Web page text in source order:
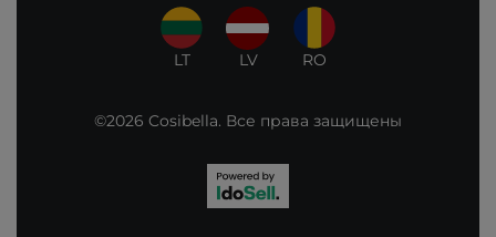
LT LV RO
©2026 Cosibella. Все права защищены